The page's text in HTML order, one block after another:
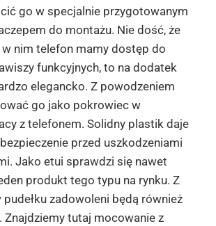
go w specjalnie przygotowanym
do montażu. Nie dość, że
nim telefon mamy dostęp do
funkcyjnych, to na dodatek
elegancko. Z powodzeniem
go jako pokrowiec w
z telefonem. Solidny plastik daje
przed uszkodzeniami
Jako etui sprawdzi się nawet
produkt tego typu na rynku. Z
zadowoleni będą również
tutaj mocowanie z